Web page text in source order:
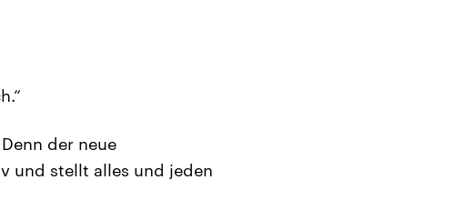
der neue
und stellt alles und jeden